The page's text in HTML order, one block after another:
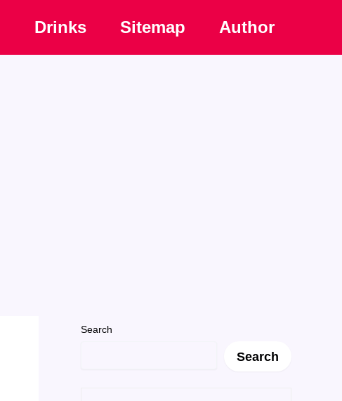
Drinks Sitemap Author
Search
Search